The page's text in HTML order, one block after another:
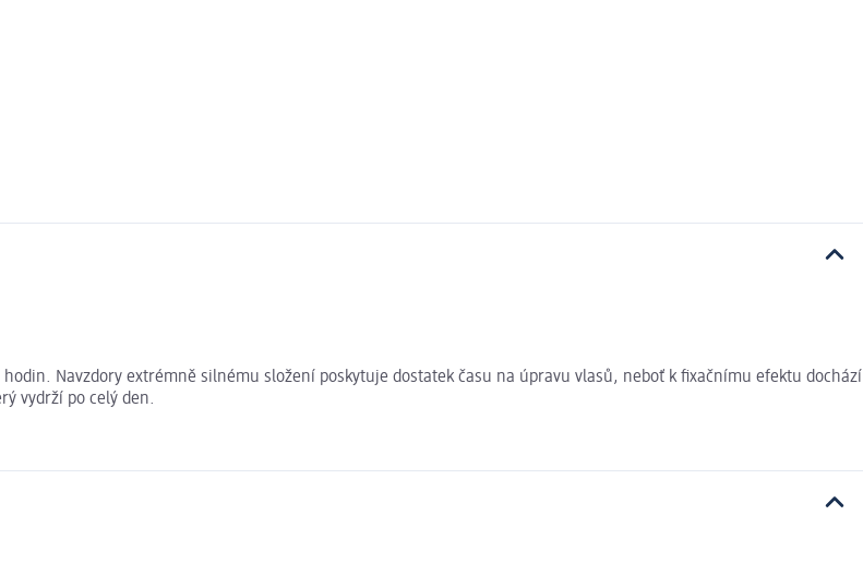
Navzdory extrémně silnému složení poskytuje dostatek času na úpravu vlasů, neboť k fixačnímu efektu dochází
vydrží po celý den.